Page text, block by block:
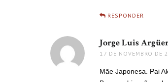
RESPONDER
Jorge Luis
17 DE NOVEMBRO
Mãe Japonesa. Pai